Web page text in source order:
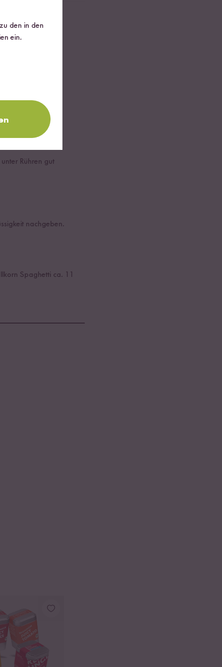
Rühren gut
nachgeben.
Spaghetti ca. 11
den in den
ein.